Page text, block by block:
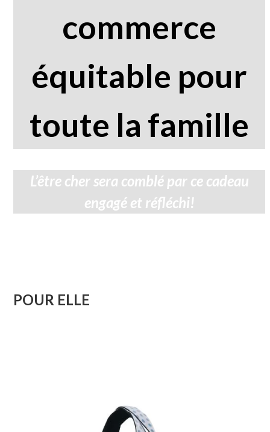
commerce
équitable pour
toute la famille
L’être cher sera comblé par ce cadeau
engagé et réfléchi!
POUR ELLE